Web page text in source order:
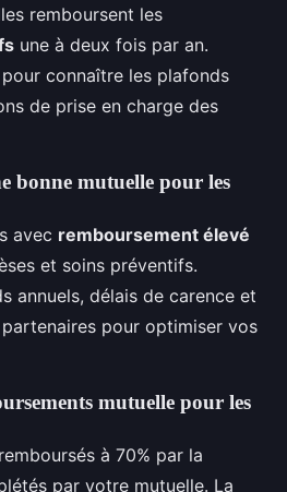
remboursent les
une à deux fois par an.
connaître les plafonds
de prise en charge des
bonne mutuelle pour les
avec remboursement élevé
et soins préventifs.
annuels, délais de carence et
pour optimiser vos
mutuelle pour les
à 70% par la
par votre mutuelle. La